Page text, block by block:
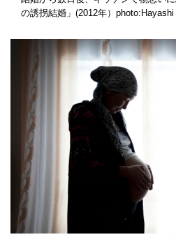
の誘拐結婚」(2012年）